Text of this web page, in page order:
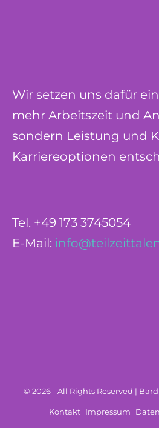
Wir setzen uns dafür
mehr Arbeitszeit und
sondern Leistung und
Karriereoptionen
Tel. +49 173 3745054
E-Mail:
© 2026 - All Rights Reserved |
Kontakt Impressum